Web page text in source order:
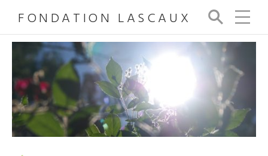
FONDATION LASCAUX
Su
ch
e